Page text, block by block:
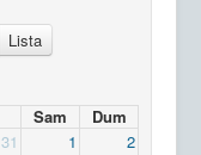
Lista
Sam
Dum
31 1 2